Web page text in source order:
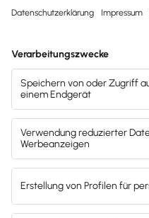
GoBD-testiert
und prüfungssicher.
Vorgaben für eine
unveränderbare
DSGVO-konform
Deine Daten werden